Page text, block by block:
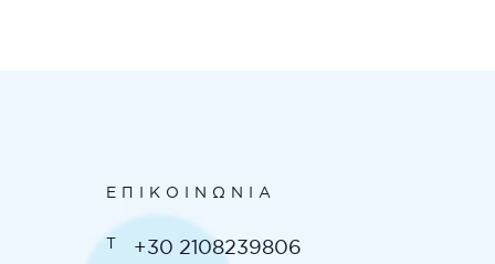
ΕΠΙΚΟΙΝΩΝΊΑ
T +30 2108239806